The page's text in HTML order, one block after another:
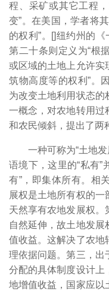
程、采矿或其它工程
变”。在美国，学者将
的权利”。[]纽约州的《
第二十条则定义为“根
或区域的土地上允许实
筑物高度等的权利”。
为改变土地利用状态的
一概念，对农地转用过
和农民倾斜，提出了两
一种可称为“土地
语境下，这里的“私有”
有”，即集体所有。相
展权是土地所有权的
天然享有农地发展权。
自然延伸，故土地发
值收益。这解决了农地
理依据问题。第三，出
分配的具体制度设计上
地增值收益，国家应以